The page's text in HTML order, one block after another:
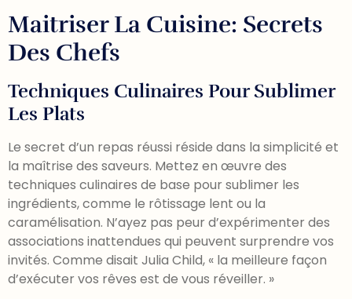
Maitriser La Cuisine: Secrets
Des Chefs
Techniques Culinaires Pour Sublimer
Les Plats
Le secret d’un repas réussi réside dans la simplicité et
la maîtrise des saveurs. Mettez en œuvre des
techniques culinaires de base pour sublimer les
ingrédients, comme le rôtissage lent ou la
caramélisation. N’ayez pas peur d’expérimenter des
associations inattendues qui peuvent surprendre vos
invités. Comme disait Julia Child, « la meilleure façon
d’exécuter vos rêves est de vous réveiller. »